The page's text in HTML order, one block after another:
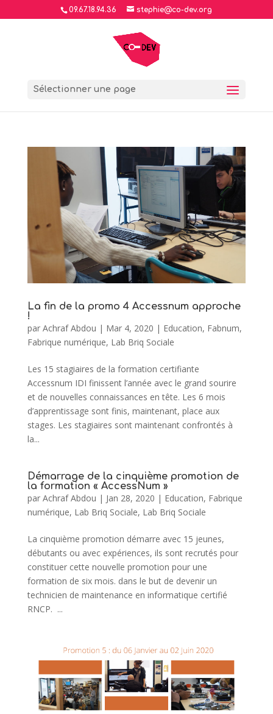
09.67.18.94.36 stephie@co-dev.org
Sélectionner une page
La fin de la promo 4 Accessnum approche
!
par Achraf Abdou | Mar 4, 2020 | Education, Fabnum,
Fabrique numérique, Lab Briq Sociale
Les 15 stagiaires de la formation certifiante
Accessnum IDI finissent l’année avec le grand sourire
et de nouvelles connaissances en tête. Les 6 mois
d’apprentissage sont finis, maintenant, place aux
stages. Les stagiaires sont maintenant confrontés à
la...
Démarrage de la cinquième promotion de
la formation « AccessNum »
par Achraf Abdou | Jan 28, 2020 | Education, Fabrique
numérique, Lab Briq Sociale, Lab Briq Sociale
La cinquième promotion démarre avec 15 jeunes,
débutants ou avec expériences, ils sont recrutés pour
constituer cette nouvelle promotion pour une
formation de six mois. dans le but de devenir un
technicien de maintenance en informatique certifié
RNCP. ...